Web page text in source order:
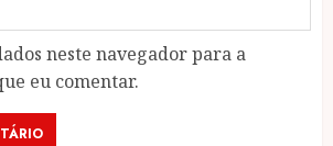
neste navegador para a
eu comentar.